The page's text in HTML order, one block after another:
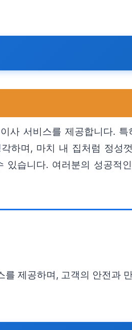
사 서비스를 제공합니다.
하며, 마치 내 집처럼 정성
습니다. 여러분의 성공적
제공하며, 고객의 안전과